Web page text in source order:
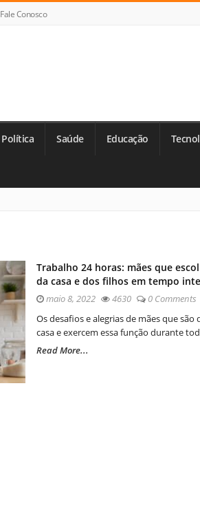
Fale Conosco
Política Saúde Educação
Trabalho 24 horas: mães que
da casa e dos filhos em tempo
maio 8, 2022 4630
0 Comments
Os desafios e alegrias de mães que são
casa e exercem essa função durante
Read More...